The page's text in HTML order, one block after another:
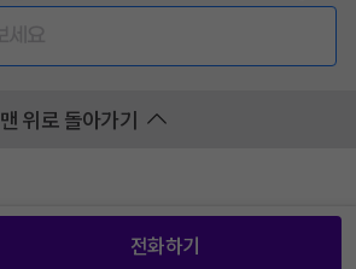
맨 위로 돌아가기
전화하기